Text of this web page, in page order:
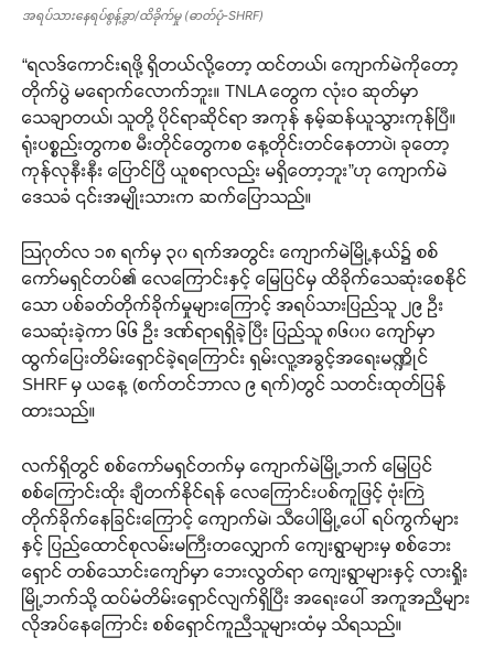
အရပ်သားနေရပ်စွန့်ခွာ/ထိခိုက်မှု (ဓာတ်ပုံ-SHRF)
“ရလဒ်ကောင်းရဖို့ ရှိတယ်လို့တော့ ထင်တယ်၊ ကျောက်မဲကိုတော့
တိုက်ပွဲ မရောက်လောက်ဘူး။ TNLA တွေက လုံးဝ ဆုတ်မှာ
သေချာတယ်၊ သူတို့ ပိုင်ရာဆိုင်ရာ အကုန် နမ့်ဆန်ယူသွားကုန်ပြီ။
ရုံးပစ္စည်းတွကစ မီးတိုင်တွေကစ နေ့တိုင်းတင်နေတာပဲ၊ ခုတော့
ကုန်လုနီးနီး ပြောင်ပြီ ယူစရာလည်း မရှိတော့ဘူး”ဟု ကျောက်မဲ
ဒေသခံ ၎င်းအမျိုးသားက ဆက်ပြောသည်။
ဩဂုတ်လ ၁၈ ရက်မှ ၃၀ ရက်အတွင်း ကျောက်မဲမြို့နယ်၌ စစ်
ကော်မရှင်တပ်၏ လေကြောင်းနှင့် မြေပြင်မှ ထိခိုက်သေဆုံးစေနိုင်
သော ပစ်ခတ်တိုက်ခိုက်မှုများကြောင့် အရပ်သားပြည်သူ ၂၉ ဦး
သေဆုံးခဲ့ကာ ၆၆ ဦး ဒဏ်ရာရရှိခဲ့ပြီး ပြည်သူ ၈၆၀၀ ကျော်မှာ
ထွက်ပြေးတိမ်းရှောင်ခဲ့ရကြောင်း ရှမ်းလူ့အခွင့်အရေးမဏ္ဍိုင်
SHRF မှ ယနေ့ (စက်တင်ဘာလ ၉ ရက်)တွင် သတင်းထုတ်ပြန်
ထားသည်။
လက်ရှိတွင် စစ်ကော်မရှင်တက်မှ ကျောက်မဲမြို့ဘက် မြေပြင်
စစ်ကြောင်းထိုး ချီတက်နိုင်ရန် လေကြောင်းပစ်ကူဖြင့် ဗုံးကြဲ
တိုက်ခိုက်နေခြင်းကြောင့် ကျောက်မဲ၊ သီပေါမြို့ပေါ် ရပ်ကွက်များ
နှင့် ပြည်ထောင်စုလမ်းမကြီးတလျှောက် ကျေးရွာများမှ စစ်ဘေး
ရှောင် တစ်သောင်းကျော်မှာ ဘေးလွတ်ရာ ကျေးရွာများနှင့် လားရှိုး
မြို့ဘက်သို့ ထပ်မံတိမ်းရှောင်လျက်ရှိပြီး အရေးပေါ် အကူအညီများ
လိုအပ်နေကြောင်း စစ်ရှောင်ကူညီသူများထံမှ သိရသည်။